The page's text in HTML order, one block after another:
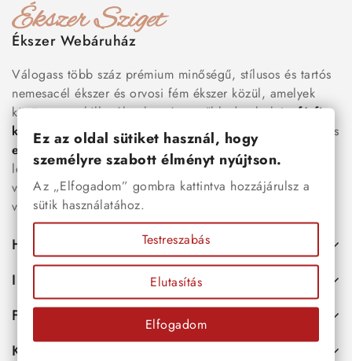
Ékszer Webáruház
Válogass több száz prémium minőségű, stílusos és tartós
nemesacél ékszer és orvosi fém ékszer közül, amelyek
között megtalálhatók a legnépszerűbb darabok is:férfi
karkötők
, női nyakláncok , karikagyűrűk
és
esküvői kiegészítőkegyaránt. Webáruházunkban a
legújabb trendeket követő, mégis időtálló ékszerek közül
választhatsz – legyen szó ajándékról, mindennapi
viseletről vagy különleges alkalmakról.
Hasznos
Információk
Fiókod
Kapcsolat
Ez az oldal sütiket használ, hogy
személyre szabott élményt nyújtson.
Az „Elfogadom” gombra kattintva hozzájárulsz a
sütik használatához.
Testreszabás
Elutasítás
Elfogadom